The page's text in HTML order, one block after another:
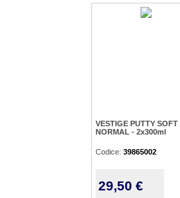
VESTIGE PUTTY SOFT
NORMAL - 2x300ml
Codice: 39865002
29,50 €